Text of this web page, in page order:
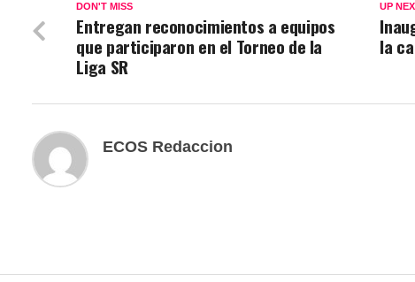
UP
la
DON'T MISS
Entregan reconocimientos a equipos
que participaron en el Torneo de la
Liga SR
ECOS Redaccion